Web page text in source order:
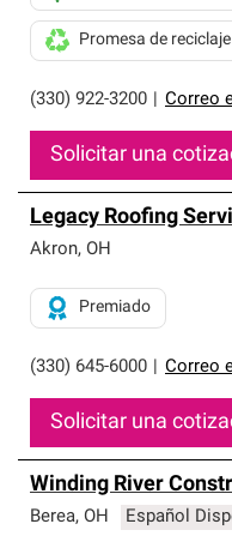
(330) 922-3200 Correo
Promesa de
Solicitar una
Legacy Roofing
Akron, OH
(330) 645-6000 Correo
Premiado
Solicitar una
Winding River
Berea, OH Español